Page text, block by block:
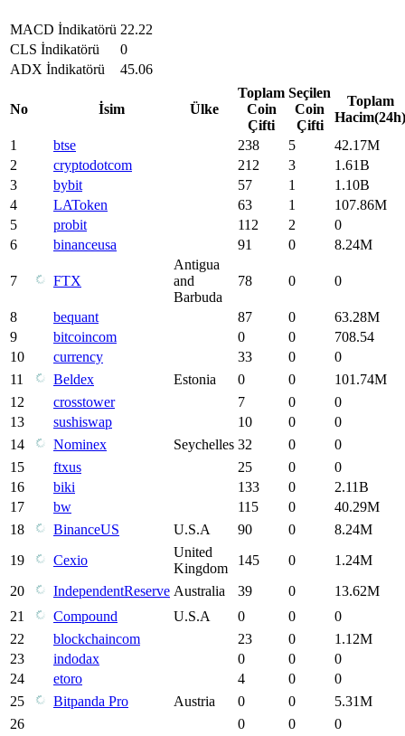
MACD İndikatörü 22.22
CLS İndikatörü
0
ADX İndikatörü
45.06
No İsim Ülke
Toplam
Coin
Çifti
Seçilen
Coin
Çifti
Toplam
Hacim(24h)
1
btse 238 5
42.17M
2
cryptodotcom 212 3
1.61B
3
bybit 57 1
1.10B
4
LAToken 63 1
107.86M
5
probit 112 2
0
6
binanceusa 91 0 8.24M
7 FTX
Antigua
and
Barbuda
78 0 0
8 bequant 87 0
63.28M
9
bitcoincom 0 0
708.54
10
currency 33 0
0
11
Beldex Estonia 0 0
101.74M
12
crosstower 7 0
0
13
sushiswap 10 0
0
14
Nominex Seychelles 32 0
0
15
ftxus 25 0
0
16
biki 133 0
2.11B
17
bw 115 0
40.29M
18
BinanceUS U.S.A 90 0
8.24M
19
Cexio
United
Kingdom
145 0
1.24M
20
IndependentReserve Australia 39 0
13.62M
21
Compound U.S.A 0 0
0
22
blockchaincom 23 0
1.12M
23
indodax 0 0
0
24
etoro 4 0
0
25
Bitpanda Pro Austria 0 0
5.31M
26
0 0
0